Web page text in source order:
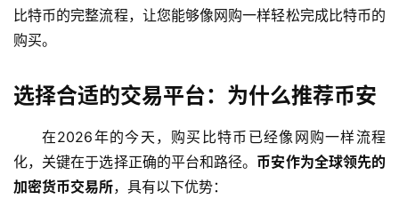
比特币的完整流程，让您能够像网购一样轻松完成比特币的
购买。
选择合适的交易平台：为什么推荐币安
在2026年的今天，购买比特币已经像网购一样流程
化，关键在于选择正确的平台和路径。 币安作为全球领先的
加密货币交易所，具有以下优势：